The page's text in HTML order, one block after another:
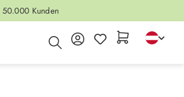
50.000 Kunden